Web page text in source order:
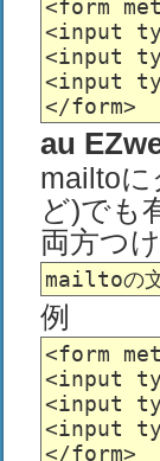
<form
<input
<input
<input
au
mailto
ど)でも
両方つ
例
<form
<input
<input
<input